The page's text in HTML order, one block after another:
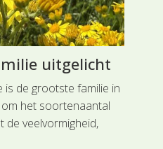
uitgelicht
is de grootste familie in
het soortenaantal
de veelvormigheid,